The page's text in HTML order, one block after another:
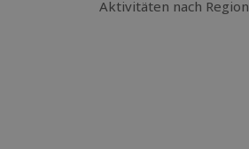
Aktivitäten nach Region